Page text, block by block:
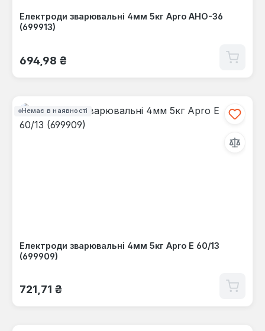
Електроди зварювальні 4мм 5кг Apro АНО-36
(699913)
Звичайна ціна:
694,98 ₴
Немає в наявності
Електроди зварювальні 4мм 5кг Apro Е 60/13
(699909)
Звичайна ціна:
721,71 ₴